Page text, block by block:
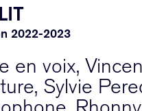
2022-2023
en voix,
Sylvie